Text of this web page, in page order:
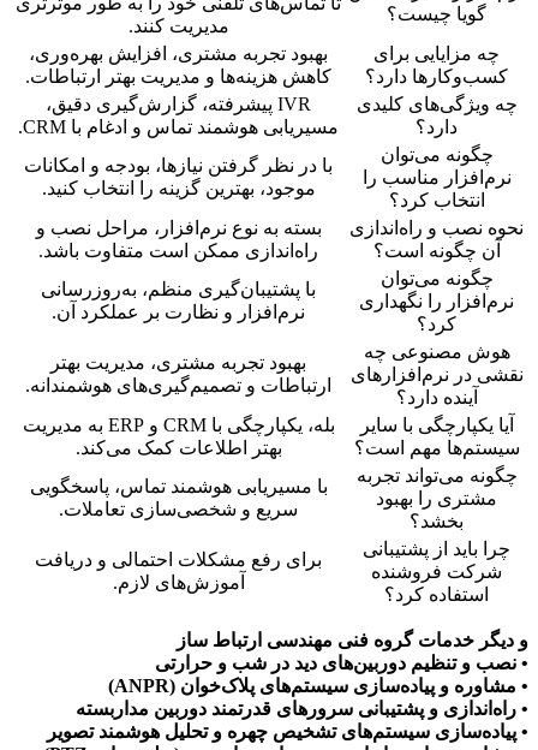
گویا چیست؟
مدیریت کنند.
چه مزایایی برای
کسب‌وکارها دارد؟
بهبود تجربه مشتری، افزایش بهره‌وری،
کاهش هزینه‌ها و مدیریت بهتر ارتباطات.
چه ویژگی‌های کلیدی
دارد؟
IVR پیشرفته، گزارش‌گیری دقیق،
مسیریابی هوشمند تماس و ادغام با CRM.
چگونه می‌توان
نرم‌افزار مناسب را
انتخاب کرد؟
با در نظر گرفتن نیازها، بودجه و امکانات
موجود، بهترین گزینه را انتخاب کنید.
نحوه نصب و راه‌اندازی
آن چگونه است؟
بسته به نوع نرم‌افزار، مراحل نصب و
راه‌اندازی ممکن است متفاوت باشد.
چگونه می‌توان
نرم‌افزار را نگهداری
کرد؟
با پشتیبان‌گیری منظم، به‌روزرسانی
نرم‌افزار و نظارت بر عملکرد آن.
هوش مصنوعی چه
نقشی در نرم‌افزارهای
آینده دارد؟
بهبود تجربه مشتری، مدیریت بهتر
ارتباطات و تصمیم‌گیری‌های هوشمندانه.
آیا یکپارچگی با سایر
سیستم‌ها مهم است؟
بله، یکپارچگی با CRM و ERP به مدیریت
بهتر اطلاعات کمک می‌کند.
چگونه می‌تواند تجربه
مشتری را بهبود
بخشد؟
با مسیریابی هوشمند تماس، پاسخگویی
سریع و شخصی‌سازی تعاملات.
چرا باید از پشتیبانی
شرکت فروشنده
استفاده کرد؟
برای رفع مشکلات احتمالی و دریافت
آموزش‌های لازم.
و دیگر خدمات گروه فنی مهندسی ارتباط ساز
• نصب و تنظیم دوربین‌های دید در شب و حرارتی
• مشاوره و پیاده‌سازی سیستم‌های پلاک‌خوان (ANPR)
• راه‌اندازی و پشتیبانی سرورهای قدرتمند دوربین مداربسته
• پیاده‌سازی سیستم‌های تشخیص چهره و تحلیل هوشمند تصویر